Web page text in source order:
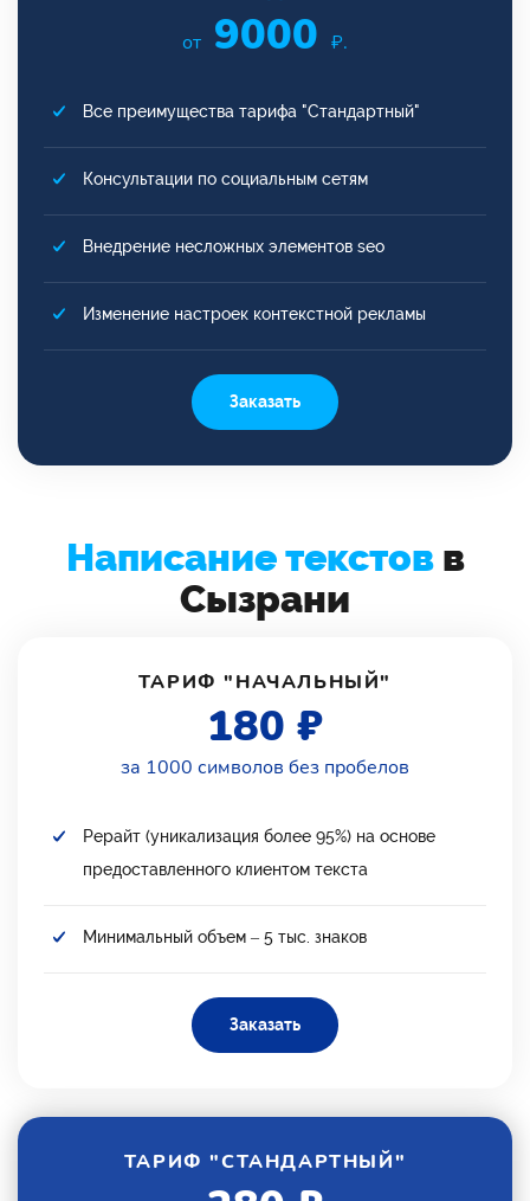
от 9000 ₽.
Все преимущества тарифа "Стандартный"
Консультации по социальным сетям
Внедрение несложных элементов seo
Изменение настроек контекстной рекламы
Заказать
Написание текстовв
Сызрани
ТАРИФ "НАЧАЛЬНЫЙ"
180 ₽
за 1000 символов без пробелов
Рерайт (уникализация более 95%) на основе
предоставленного клиентом текста
Минимальный объем – 5 тыс. знаков
Заказать
ТАРИФ "СТАНДАРТНЫЙ"